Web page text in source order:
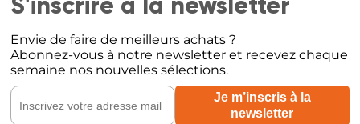
Envie de faire de meilleurs achats ?
Abonnez-vous à notre newsletter et recevez chaque
semaine nos nouvelles sélections.